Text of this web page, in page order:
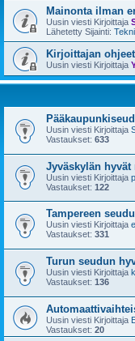
Mainonta ilman
Uusin viesti Kirjoittaja
Lähetetty Sijainti:
Kirjoittajan
Uusin viesti Kirjoittaja
Uusin viesti Kirjoittaja
Vastaukset: 633
Jyväskylän
Uusin viesti Kirjoittaja
Vastaukset: 122
Tampereen
Uusin viesti Kirjoittaja
Vastaukset: 331
Turun seudun
Uusin viesti Kirjoittaja
Vastaukset: 136
Uusin viesti Kirjoittaja
Vastaukset: 20